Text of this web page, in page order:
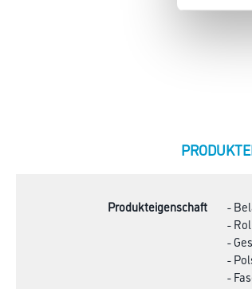
CURRENT
Produkteigenschaft
-
-
-
-
-